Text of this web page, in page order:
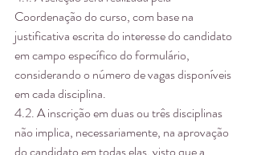
Coordenação do curso, com base na
justificativa escrita do interesse do candidato
em campo específico do formulário,
considerando o número de vagas disponíveis
em cada disciplina.
4.2. A inscrição em duas ou três disciplinas
não implica, necessariamente, na aprovação